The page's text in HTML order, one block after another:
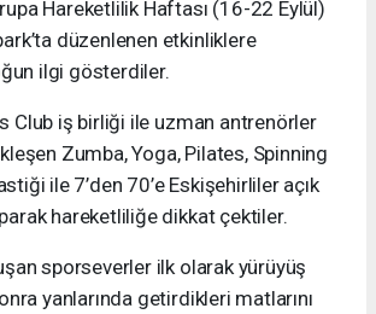
Hareketlilik Haftası (16-22 Eylül)
düzenlenen etkinliklere
ilgi gösterdiler.
Club iş birliği ile uzman antrenörler
Zumba, Yoga, Pilates, Spinning
ile 7’den 70’e Eskişehirliler açık
hareketliliğe dikkat çektiler.
sporseverler ilk olarak yürüyüş
yanlarında getirdikleri matlarını